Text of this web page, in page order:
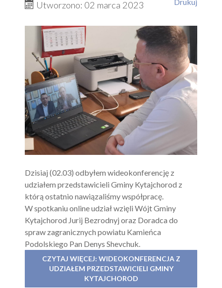
Utworzono: 02 marca 2023
Dzisiaj (02.03) odbyłem wideokonferencję z
udziałem przedstawicieli Gminy Kytajchorod z
którą ostatnio nawiązaliśmy współpracę.
W spotkaniu online udział wzięli Wójt Gminy
Kytajchorod Jurij Bezrodnyj oraz Doradca do
spraw zagranicznych powiatu Kamieńca
Podolskiego Pan Denys Shevchuk.
CZYTAJ WIĘCEJ: WIDEOKONFERENCJA Z
UDZIAŁEM PRZEDSTAWICIELI GMINY
KYTAJCHOROD